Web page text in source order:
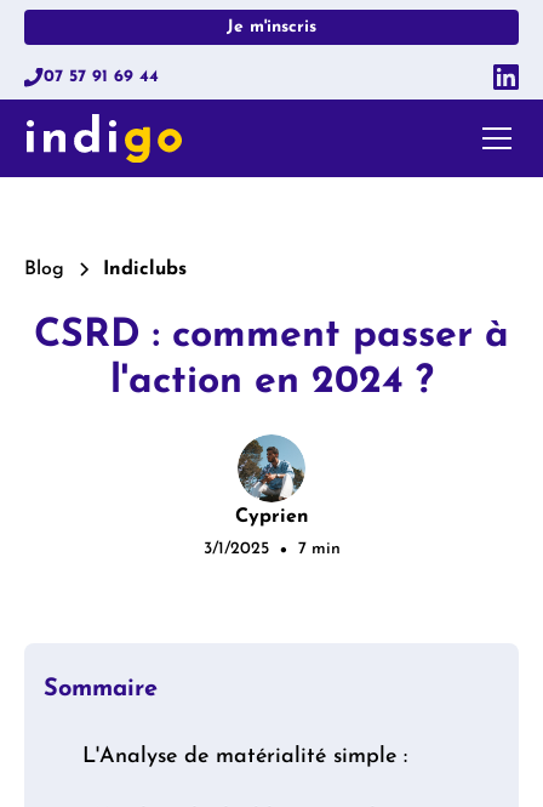
Je m'inscris
07 57 91 69 44
Blog Indiclubs
CSRD : comment passer à
l'action en 2024 ?
Cyprien
3/1/2025 • 7 min
Sommaire
L'Analyse de matérialité simple :